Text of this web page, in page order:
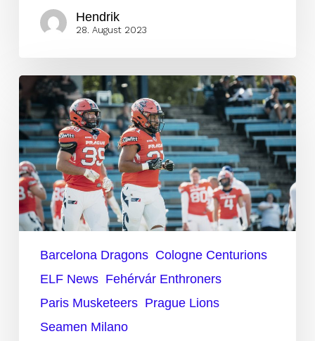
Hendrik
28. August 2023
Keine
Playoffs
Chancen
mehr
Barcelona Dragons Cologne Centurions
ELF News Fehérvár Enthroners
Paris Musketeers Prague Lions
Seamen Milano